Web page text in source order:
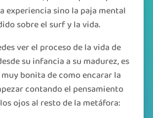
experiencia sino la paja mental
sobre el surf y la vida.
ver el proceso de la vida de
su infancia a su madurez, es
bonita de como encarar la
contando el pensamiento
ojos al resto de la metáfora: